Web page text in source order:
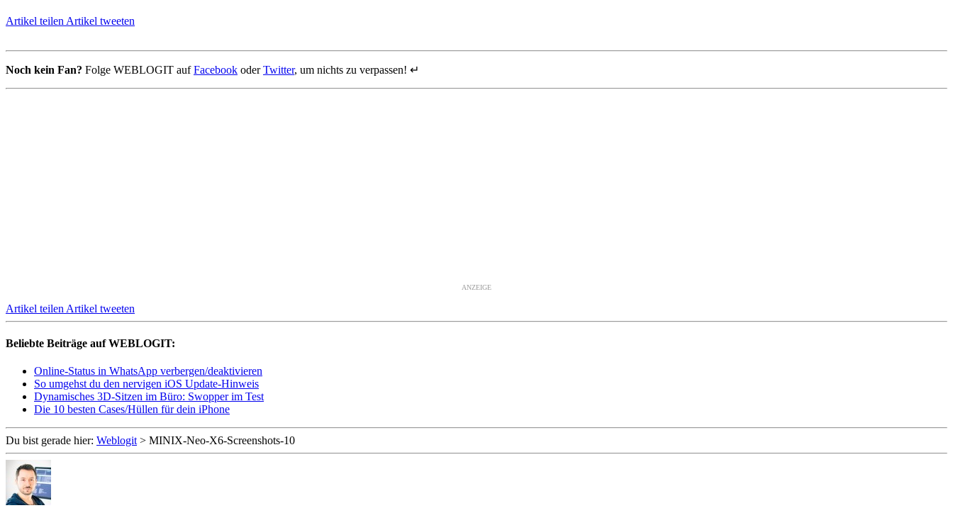
Artikel teilen Artikel tweeten
Noch kein Fan? Folge WEBLOGIT aufFacebook oderTwitter, um nichts zu verpassen! ↵
ANZEIGE
Artikel teilen Artikel tweeten
Beliebte Beiträge auf WEBLOGIT:
Online-Status in WhatsApp verbergen/deaktivieren
So umgehst du den nervigen iOS Update-Hinweis
Dynamisches 3D-Sitzen im Büro: Swopper im Test
Die 10 besten Cases/Hüllen für dein iPhone
Du bist gerade hier: Weblogit > MINIX-Neo-X6-Screenshots-10